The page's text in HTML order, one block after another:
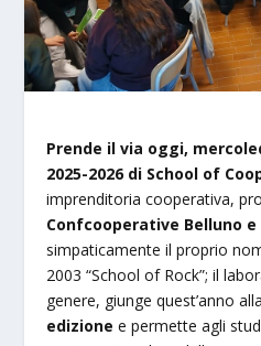
Prende il via oggi,
2025-2026 di School of
imprenditoria cooperativa,
Confcooperative Belluno e
simpaticamente il proprio
2003 “School of Rock”; il
genere, giunge quest’anno alla
edizione e permette agli